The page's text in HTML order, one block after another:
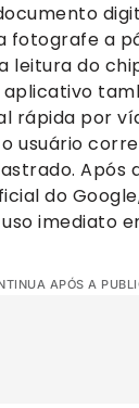
fotografe a
leitura do
aplicativo
rápida por
usuário
Após
do
imediato
APÓS A